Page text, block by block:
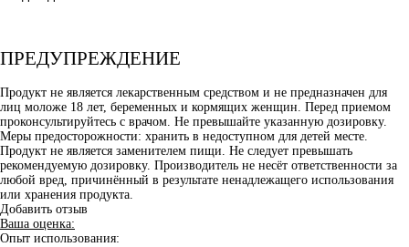
ПРЕДУПРЕЖДЕНИЕ
Продукт не является лекарственным средством и не предназначен для
лиц моложе 18 лет, беременных и кормящих женщин. Перед приемом
проконсультируйтесь с врачом. Не превышайте указанную дозировку.
Меры предосторожности: хранить в недоступном для детей месте.
Продукт не является заменителем пищи. Не следует превышать
рекомендуемую дозировку. Производитель не несёт ответственности за
любой вред, причинённый в результате ненадлежащего использования
или хранения продукта.
Добавить отзыв
Ваша оценка:
Опыт использования: